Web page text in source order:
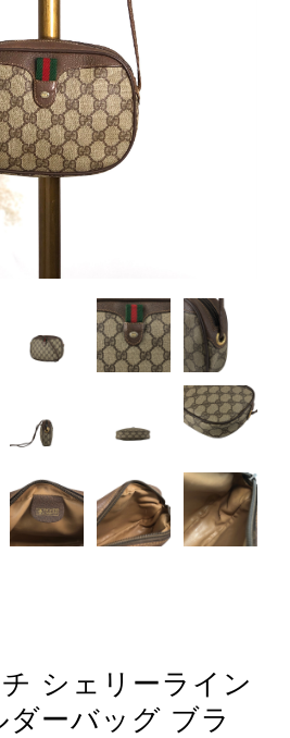
シェリーライン
ーバッグ ブラ